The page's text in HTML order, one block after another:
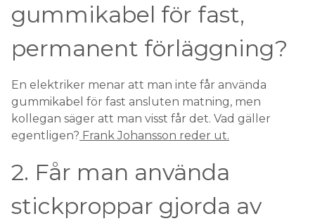
gummikabel för fast,
permanent förläggning?
En elektriker menar att man inte får använda
gummikabel för fast ansluten matning, men
kollegan säger att man visst får det. Vad gäller
egentligen? Frank Johansson reder ut.
2. Får man använda
stickproppar gjorda av